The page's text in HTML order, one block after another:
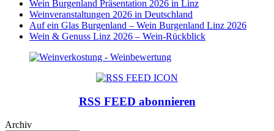
Wein Burgenland Präsentation 2026 in Linz
Weinveranstaltungen 2026 in Deutschland
Auf ein Glas Burgenland – Wein Burgenland Linz 2026
Wein & Genuss Linz 2026 – Wein-Rückblick
RSS FEED abonnieren
Archiv